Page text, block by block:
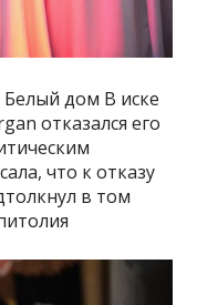
дом В иске
отказался его
что к отказу
в том